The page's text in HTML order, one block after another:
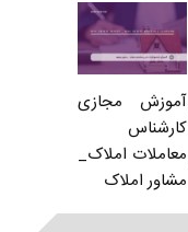
آموزش مجازی
کارشناس
معاملات املاک_
مشاور املاک